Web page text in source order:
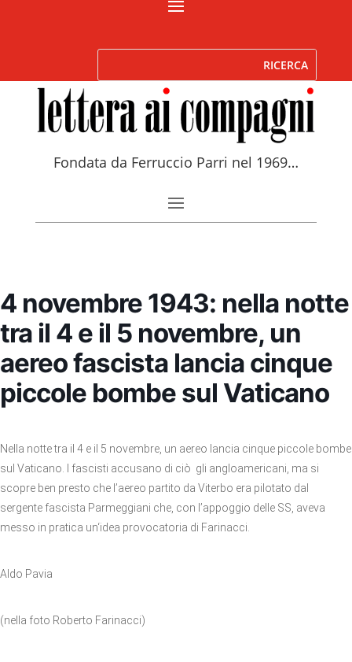
Fondata da Ferruccio Parri nel 1969…
4 novembre 1943: nella notte
tra il 4 e il 5 novembre, un
aereo fascista lancia cinque
piccole bombe sul Vaticano
Nella notte tra il 4 e il 5 novembre, un aereo lancia cinque piccole bombe
sul Vaticano. I fascisti accusano di ciò gli angloamericani, ma si
scopre ben presto che l’aereo partito da Viterbo era pilotato dal
sergente fascista Parmeggiani che, con l’appoggio delle SS, aveva
messo in pratica un‘idea provocatoria di Farinacci.
Aldo Pavia
(nella foto Roberto Farinacci)